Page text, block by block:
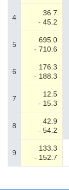
4
36.7
- 45.2
5
695.0
- 710.6
6
176.3
- 188.3
7
12.5
- 15.3
8
42.9
- 54.2
9
133.3
- 152.7